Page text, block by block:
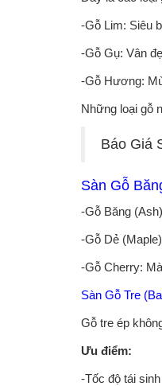
-Gỗ Lim: Siêu
-Gỗ Gụ: Vân
-Gỗ Hương:
Những loại gỗ
Báo Giá
Sàn Gỗ
-Gỗ Băng
-Gỗ Dẻ
-Gỗ Cherry:
Sàn Gỗ Tre
Gỗ tre ép
Ưu điểm:
-Tốc độ tái